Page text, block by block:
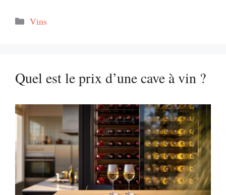
Catégories
Vins
Quel est le prix d’une cave à vin ?